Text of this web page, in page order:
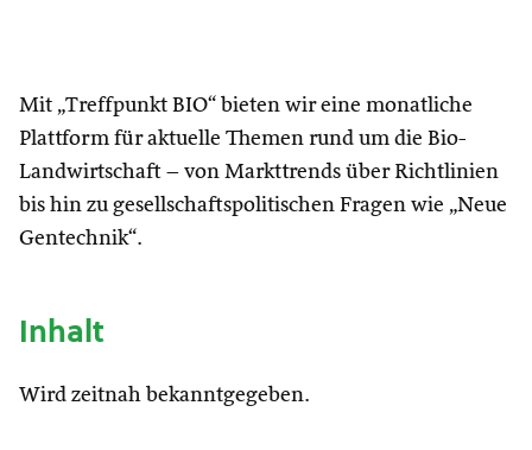
Mit „Treffpunkt BIO“ bieten wir eine monatliche
Plattform für aktuelle Themen rund um die Bio-
Landwirtschaft – von Markttrends über Richtlinien
bis hin zu gesellschaftspolitischen Fragen wie „Neue
Gentechnik“.
Inhalt
Wird zeitnah bekanntgegeben.